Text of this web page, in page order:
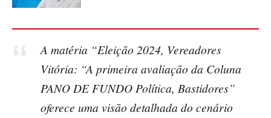
A matéria “Eleição 2024, Vereadores
Vitória: “A primeira avaliação da Coluna
PANO DE FUNDO Política, Bastidores”
oferece uma visão detalhada do cenário